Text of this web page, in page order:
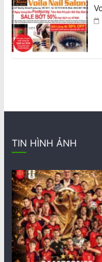
TIN HÌNH ẢNH